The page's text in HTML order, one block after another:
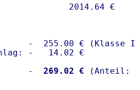
-  255.00 € (Klasse I)
-   14.02 €
-
  269.02 €